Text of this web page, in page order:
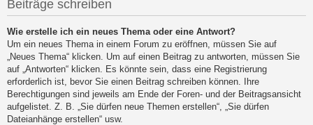
Beiträge schreiben
Wie erstelle ich ein neues Thema oder eine Antwort?
Um ein neues Thema in einem Forum zu eröffnen, müssen Sie auf
„Neues Thema“ klicken. Um auf einen Beitrag zu antworten, müssen Sie
auf „Antworten“ klicken. Es könnte sein, dass eine Registrierung
erforderlich ist, bevor Sie einen Beitrag schreiben können. Ihre
Berechtigungen sind jeweils am Ende der Foren- und der Beitragsansicht
aufgelistet. Z. B. „Sie dürfen neue Themen erstellen“, „Sie dürfen
Dateianhänge erstellen“ usw.